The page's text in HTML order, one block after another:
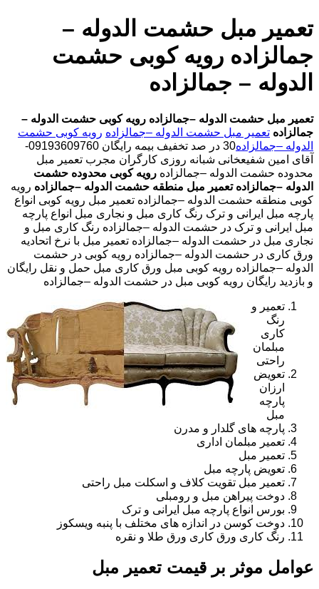
تعمیر مبل حشمت الدوله –
جمالزاده رویه کوبی حشمت
الدوله – جمالزاده
تعمیر مبل حشمت الدوله –جمالزاده رویه کوبی حشمت الدوله –
جمالزاده تعمیر مبل حشمت الدوله –جمالزاده رویه کوبی حشمت
الدوله –جمالزاده
30 در صد تخفیف بیمه رایگان 09193609760-
آقای امین شفیعخانی شبانه روزی کارگران مجرب تعمیر مبل
محدوده حشمت الدوله –جمالزاده رویه کوبی محدوده حشمت
الدوله –جمالزاده تعمیر مبل منطقه حشمت الدوله –جمالزاده رویه
کوبی منطقه حشمت الدوله –جمالزاده تعمیر مبل رویه کوبی انواع
پارچه مبل ایرانی و ترک رنگ کاری مبل و نجاری مبل انواع پارچه
مبل ایرانی و ترک در حشمت الدوله –جمالزاده رنگ کاری مبل و
نجاری مبل در حشمت الدوله –جمالزاده تعمیر مبل با نرخ اتحادیه
ورق کاری در حشمت الدوله –جمالزاده رویه کوبی در حشمت
الدوله –جمالزاده رویه کوبی مبل ورق کاری مبل حمل و نقل رایگان
و بازدید رایگان رویه کوبی مبل در حشمت الدوله –جمالزاده
تعمیر و
رنگ
کاری
مبلمان
راحتی
تعویض
ارزان
پارچه
مبل
پارچه های گلدار و مدرن
تعمیر مبلمان اداری
تعمیر مبل
تعویض پارچه مبل
تعمیر مبل تقویت کلاف و اسکلت مبل راحتی
دوخت پیراهن مبل و رومبلی
بورس انواع پارچه مبل ایرانی و ترک
دوخت کوسن در اندازه های مختلف با پنبه ویسکوز
رنگ کاری ورق کاری ورق طلا و نقره
عوامل موثر بر قیمت تعمیر مبل